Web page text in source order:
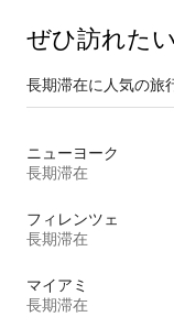
ぜひ訪⁠れ⁠た⁠
長期滞在に人気の旅
ニューヨーク
長期滞在
フィレンツェ
長期滞在
マイアミ
長期滞在